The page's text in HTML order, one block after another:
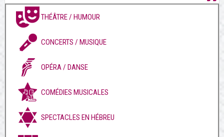
THÉÂTRE / HUMOUR
CONCERTS / MUSIQUE
OPÉRA / DANSE
COMÉDIES MUSICALES
SPECTACLES EN HÉBREU